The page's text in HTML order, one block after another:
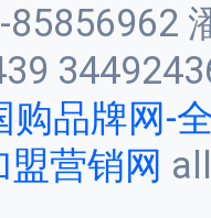
购品牌网-
营销网